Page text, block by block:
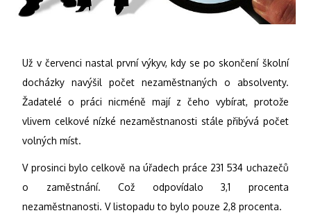
Už v červenci nastal první výkyv, kdy se po skončení školní
docházky navýšil počet nezaměstnaných o absolventy.
Žadatelé o práci nicméně mají z čeho vybírat, protože
vlivem celkové nízké nezaměstnanosti stále přibývá počet
volných míst.
V prosinci bylo celkově na úřadech práce 231 534 uchazečů
o zaměstnání. Což odpovídalo 3,1 procenta
nezaměstnanosti. V listopadu to bylo pouze 2,8 procenta.